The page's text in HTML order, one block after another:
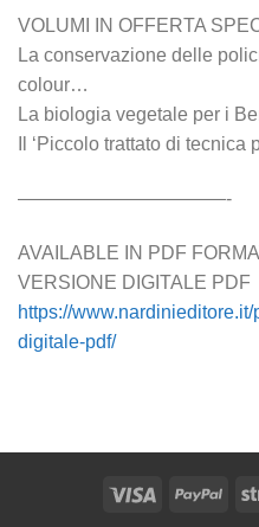
VOLUMI IN OFFERTA
La conservazione delle
colour…
La biologia vegetale per i
Il ‘Piccolo trattato di
———————————-
AVAILABLE IN PDF
VERSIONE DIGITALE PDF
https://
digitale-pdf/